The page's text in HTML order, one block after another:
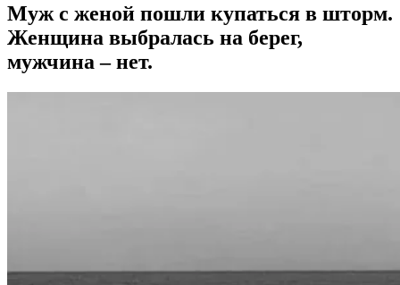
Муж с женой пошли купаться в шторм.
Женщина выбралась на берег,
мужчина – нет.